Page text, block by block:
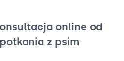
online od
z psim